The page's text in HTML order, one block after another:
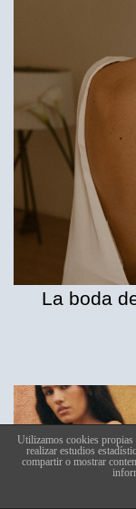
La boda
Utilizamos cookies propias
realizar estudios
compartir o mostrar